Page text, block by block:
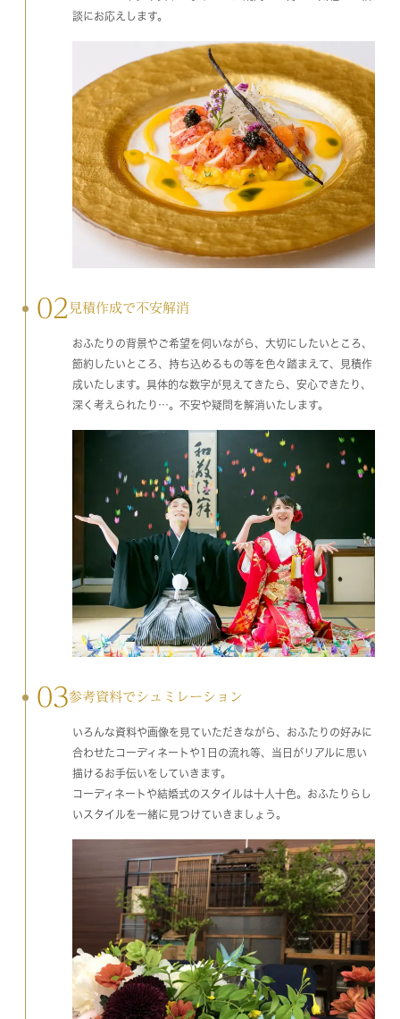
談にお応えします。
02 見積作成で不安解消
おふたりの背景やご希望を伺いながら、大切にしたいところ、
節約したいところ、持ち込めるもの等を色々踏まえて、見積作
成いたします。具体的な数字が見えてきたら、安心できたり、
深く考えられたり…。不安や疑問を解消いたします。
03参考資料でシュミレーション
いろんな資料や画像を見ていただきながら、おふたりの好みに
合わせたコーディネートや1日の流れ等、当日がリアルに思い
描けるお手伝いをしていきます。
コーディネートや結婚式のスタイルは十人十色。おふたりらし
いスタイルを一緒に見つけていきましょう。